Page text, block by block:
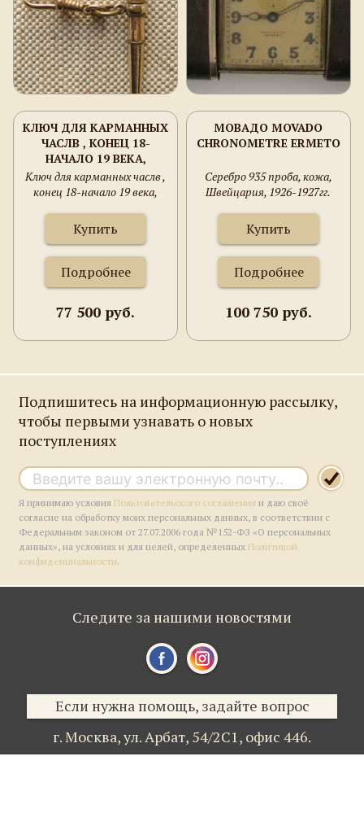
КЛЮЧ ДЛЯ КАРМАННЫХ
ЧАСЛВ , КОНЕЦ 18-
НАЧАЛО 19 ВЕКА,
ЗОЛОТО, АМЕТИСТ,
СТАЛЬ, 51ММ. 1.4ММ
Ключ для карманных часлв ,
конец 18-начало 19 века,
51мм. 1.4мм квадрат ключа
5.4 грамма.
Купить
Подробнее
77 500 руб.
МОВАДО MOVADO
CHRONOMETRE ERMETO
Cеребро 935 проба, кожа,
Швейцария, 1926-1927гг.
Купить
Подробнее
100 750 руб.
Подпишитесь на информационную рассылку,
чтобы первыми узнавать о новых
поступлениях
Я принимаю условияПользовательского соглашения и даю своё
согласие на обработку моих персональных данных, в соответствии с
Федеральным законом от 27.07.2006 года №152-ФЗ «О персональных
данных», на условиях и для целей, определенныхПолитикой
конфиденциальности.
Следите за нашими новостями
Если нужна помощь, задайте вопрос
г. Москва,ул. Арбат, 54/2С1, офис 446.